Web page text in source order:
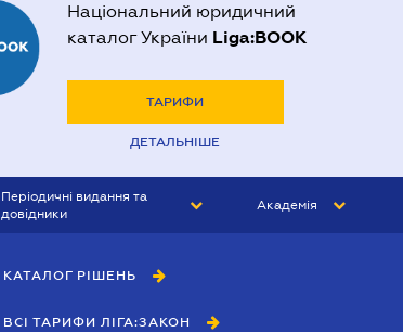
Національний юридичний
каталог України Liga:BOOK
ТАРИФИ
ДЕТАЛЬНІШЕ
Періодичні видання та
довідники
БУХГАЛТЕР&ЗАКОН
ВІСНИК МСФЗ
Академія
КАТАЛОГ РІШЕНЬ
ВСІ ТАРИФИ ЛІГА:ЗАКОН